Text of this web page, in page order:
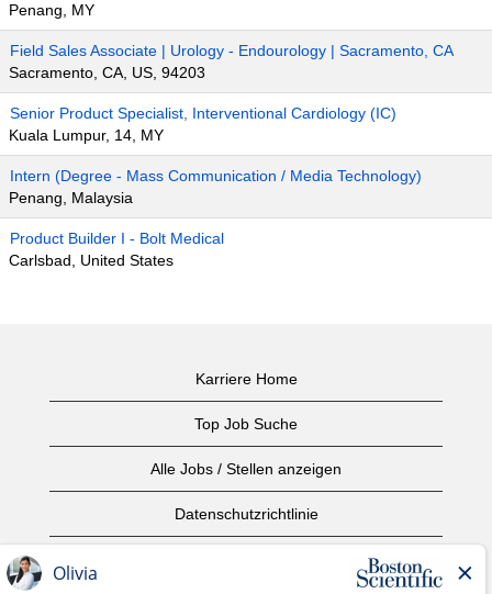
Penang, MY
Field Sales Associate | Urology - Endourology | Sacramento, CA
Sacramento, CA, US, 94203
Senior Product Specialist, Interventional Cardiology (IC)
Kuala Lumpur, 14, MY
Intern (Degree - Mass Communication / Media Technology)
Penang, Malaysia
Product Builder I - Bolt Medical
Carlsbad, United States
Karriere Home
Top Job Suche
Alle Jobs / Stellen anzeigen
Datenschutzrichtlinie